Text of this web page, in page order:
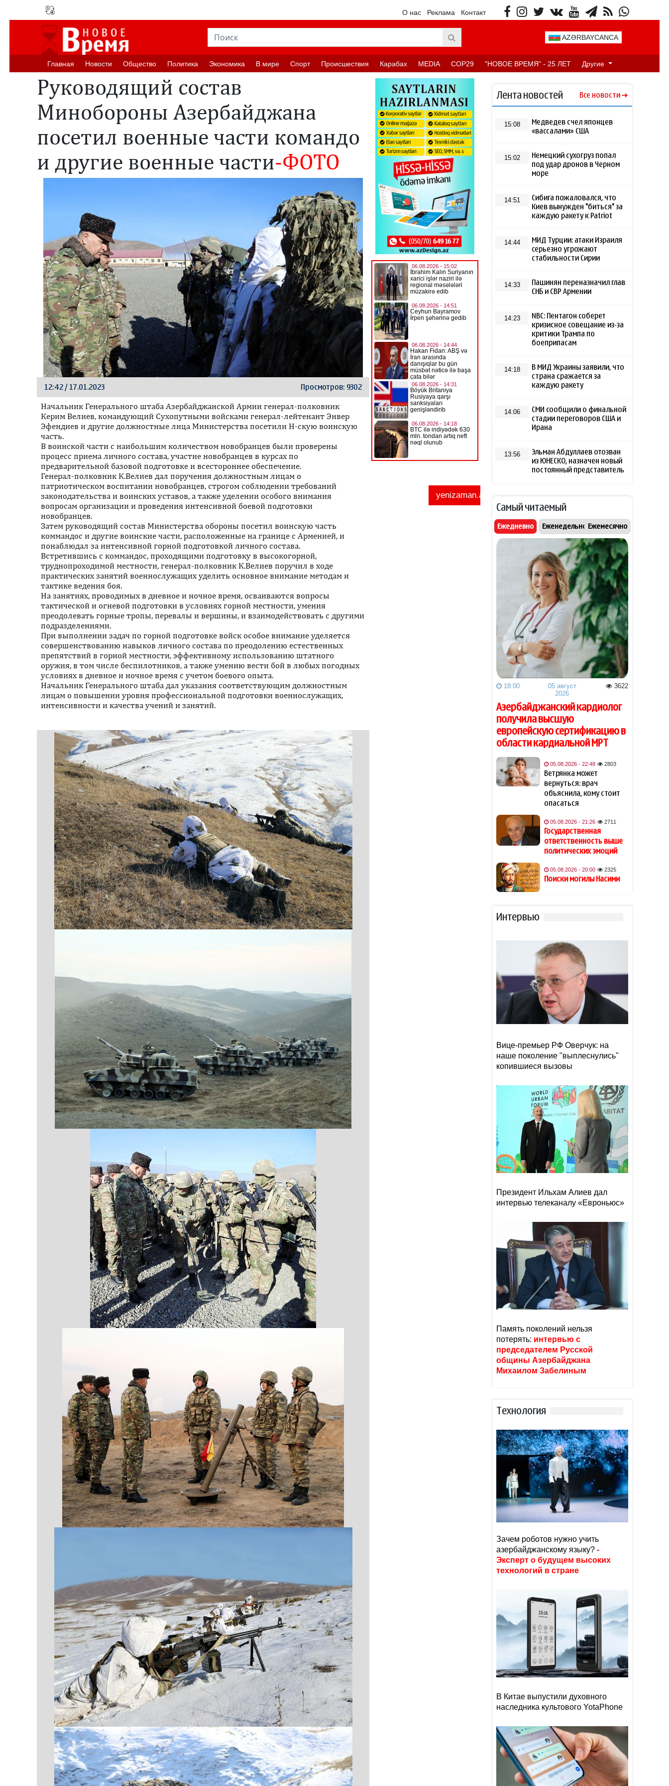
О нас Реклама Контакт
AZƏRBAYCANCA
Главная Новости Oбщество Политика Экономика В мире Спорт Происшествия Карабах MEDIA COP29 "НОВОЕ ВРЕМЯ" - 25 ЛЕТ Другие
Руководящий состав
Минобороны Азербайджана
посетил военные части командо
и другие военные части-ФОТО
12:42 / 17.01.2023 Просмотров: 9302
Начальник Генерального штаба Азербайджанской Армии генерал-полковник
Керим Велиев, командующий Сухопутными войсками генерал-лейтенант Энвер
Эфендиев и другие должностные лица Министерства посетили Н-скую воинскую
часть.
В воинской части с наибольшим количеством новобранцев были проверены
процесс приема личного состава, участие новобранцев в курсах по
предварительной базовой подготовке и всестороннее обеспечение.
Генерал-полковник К.Велиев дал поручения должностным лицам о
патриотическом воспитании новобранцев, строгом соблюдении требований
законодательства и воинских уставов, а также уделении особого внимания
вопросам организации и проведения интенсивной боевой подготовки
новобранцев.
Затем руководящий состав Министерства обороны посетил воинскую часть
коммандос и другие воинские части, расположенные на границе с Арменией, и
понаблюдал за интенсивной горной подготовкой личного состава.
Встретившись с коммандос, проходящими подготовку в высокогорной,
труднопроходимой местности, генерал-полковник К.Велиев поручил в ходе
практических занятий военнослужащих уделить основное внимание методам и
тактике ведения боя.
На занятиях, проводимых в дневное и ночное время, осваиваются вопросы
тактической и огневой подготовки в условиях горной местности, умения
преодолевать горные тропы, перевалы и вершины, и взаимодействовать с другими
подразделениями.
При выполнении задач по горной подготовке войск особое внимание уделяется
совершенствованию навыков личного состава по преодолению естественных
препятствий в горной местности, эффективному использованию штатного
оружия, в том числе беспилотников, а также умению вести бой в любых погодных
условиях в дневное и ночное время c учетом боевого опыта.
Начальник Генерального штаба дал указания соответствующим должностным
лицам о повышении уровня профессиональной подготовки военнослужащих,
интенсивности и качества учений и занятий.
Лента новостей Все новости
15:08
Медведев счел японцев
«вассалами» США
15:02
Немецкий сухогруз попал
под удар дронов в Черном
море
14:51
Сибига пожаловался, что
Киев вынужден "биться" за
каждую ракету к Patriot
14:44
МИД Турции: атаки Израиля
серьезно угрожают
стабильности Сирии
14:33
Пашинян переназначил глав
СНБ и СВР Армении
14:23
NBC: Пентагон соберет
кризисное совещание из-за
критики Трампа по
боеприпасам
14:18
В МИД Украины заявили, что
страна сражается за
каждую ракету
14:06
СМИ сообщили о финальной
стадии переговоров США и
Ирана
13:56
Эльман Абдуллаев отозван
из ЮНЕСКО, назначен новый
постоянный представитель
Азербайджана при Совете
Европы отозван с
должности
Британия расширила
санкции против России
Бахтияр Асланбейли
награждён орденом
«Шохрат»
13:18
Экс-посла Украины в США
Стефанишину внесли в базу
"Миротворца"
13:14
Стала известна дата
выплаты пенсий и пособий
по Баку, Сумгайыту и
Абшеронскому району
13:02
Al Arabiya: непрямые
контакты между США и
Ираном вступили в
завершающую стадию
12:55
Джейхун Байрамов:
Обсуждены вопросы
стратегического
партнёрства между
Азербайджаном и Украиной
12:39
Сибига выразил
соболезнования в связи с
гибелью граждан
Азербайджана в Чёрном
море
12:32
Белый дом назвал атакой на
по продаже части прав на
чемпионат мира и принесла
извинения
12:18
Оверчук отметил роль
русского языка в укреплении
связей между РФ и
Киргизией
Хирасимы в «зомбировании»
японцев русофобией
Самый читаемый
Ежедневно Еженедельно Ежемесячно
18:00
05 август
2026
3622
Азербайджанский кардиолог
получила высшую
европейскую сертификацию в
области кардиальной МРТ
05.08.2026 - 22:48 2803
Ветрянка может
вернуться: врач
объяснила, кому стоит
опасаться
05.08.2026 - 21:26 2711
Государственная
ответственность выше
политических эмоций
05.08.2026 - 20:00 2325
Поиски могилы Насими
Интервью
Вице-премьер РФ Оверчук: на
наше поколение "выплеснулись"
копившиеся вызовы
Президент Ильхам Алиев дал
интервью телеканалу «Евроньюс»
Память поколений нельзя
потерять: интервью с
председателем Русской
общины Азербайджана
Михаилом Забелиным
Тexнoлoгия
Зачем роботов нужно учить
азербайджанскому языку? -
Эксперт о будущем высоких
технологий в стране
В Китае выпустили духовного
наследника культового YotaPhone